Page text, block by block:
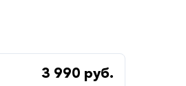
3 990 руб.